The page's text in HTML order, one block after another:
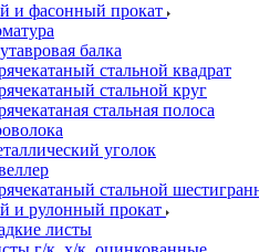
и фасонный прокат
балка
стальной квадрат
стальной круг
стальная полоса
уголок
стальной
и рулонный прокат
листы